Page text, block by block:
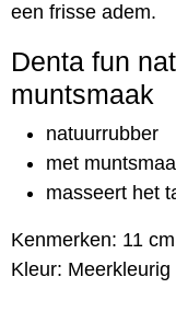
een frisse adem.
Denta fun
muntsmaak
natuurrubber
met
masseert het
Kenmerken: 11
Kleur: Meerkleurig